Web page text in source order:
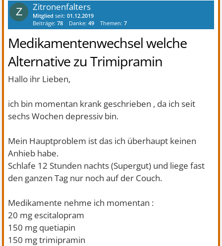
Z Zitronenfalters
Mitglied seit:01.12.2019
Beiträge:78 Danke:49 Themen:7
Medikamentenwechsel welche
Alternative zu Trimipramin
Hallo ihr Lieben,
ich bin momentan krank geschrieben , da ich seit
sechs Wochen depressiv bin.
Mein Hauptproblem ist das ich überhaupt keinen
Anhieb habe.
Schlafe 12 Stunden nachts (Supergut) und liege fast
den ganzen Tag nur noch auf der Couch.
Medikamente nehme ich momentan :
20 mg escitalopram
150 mg quetiapin
150 mg trimipramin